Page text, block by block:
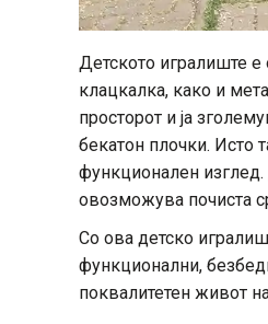
Детското игралиште
клацкалка, како и
просторот и ја
бекатон плочки. Исто
функционален изглед.
овозможува почиста
Со ова детско
функционални,
поквалитетен живот